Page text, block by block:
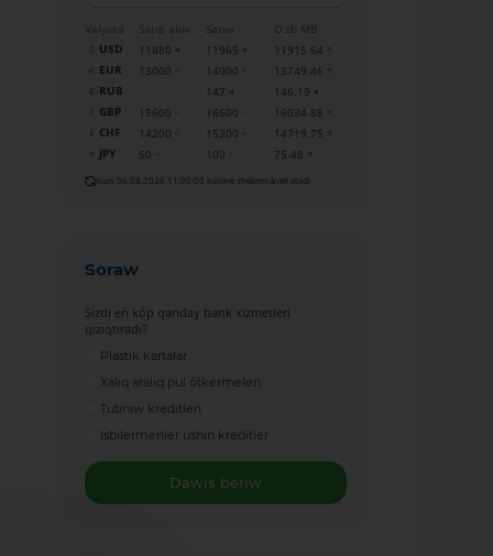
Valyuta Satıp alıw Satıw
O‘zb MB
USD
11880 11965
11915.64
EUR
13000 14000
13749.46
RUB
147
146.19
GBP
15600 16600
16034.88
CHF
14200 15200
14719.75
JPY
50 100 75.48
Kurs 06.08.2026 11:00:00 kúnine shekem ámel etedi
Soraw
Sizdi eń kóp qanday bank xizmetleri
qızıqtıradı?
Plastik kartalar
Xalıq aralıq pul ótkermeleri
Tutınıw kreditleri
Isbilermenler ushin kreditler
Dawıs beriw